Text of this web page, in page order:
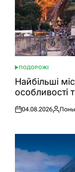
ОПУБЛІКУВАТИ
У
ПОДОРОЖІ
Найбільші
особливості
Оприлюднено
04.08.2026